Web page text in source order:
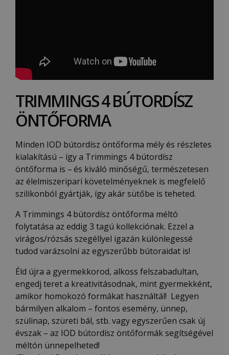
TRIMMINGS 4 BÚTORDÍSZ
ÖNTŐFORMA
Minden IOD bútordísz öntőforma mély és részletes
kialakítású – így a Trimmings 4 bútordísz
öntőforma is –és kiváló minőségű, természetesen
az élelmiszeripari követelményeknek is megfelelő
szilikonból gyártják, így akár sütőbe is teheted.
A Trimmings 4 bútordísz öntőforma méltó
folytatása az eddig 3 tagú kollekciónak. Ezzel a
virágos/rózsás szegéllyel igazán különlegessé
tudod varázsolni az egyszerűbb bútoraidat is!
Éld újra a gyermekkorod, alkoss felszabadultan,
engedj teret a kreativitásodnak, mint gyermekként,
amikor homokozó formákat használtál! Legyen
bármilyen alkalom – fontos esemény, ünnep,
szülinap, szüreti bál, stb. vagy egyszerűen csak új
évszak – az IOD bútordísz öntőformák segítségével
méltón ünnepelheted!